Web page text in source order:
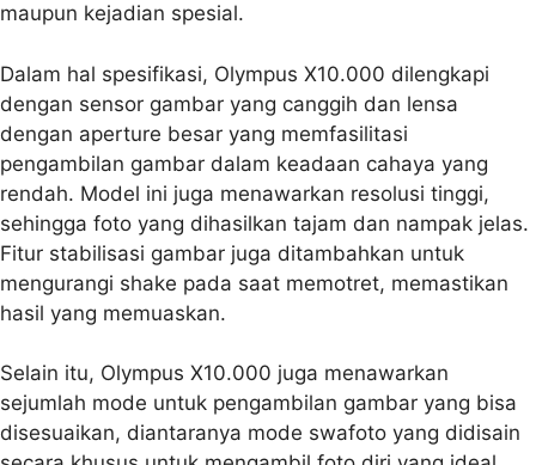
maupun kejadian spesial.
Dalam hal spesifikasi, Olympus X10.000 dilengkapi
dengan sensor gambar yang canggih dan lensa
dengan aperture besar yang memfasilitasi
pengambilan gambar dalam keadaan cahaya yang
rendah. Model ini juga menawarkan resolusi tinggi,
sehingga foto yang dihasilkan tajam dan nampak jelas.
Fitur stabilisasi gambar juga ditambahkan untuk
mengurangi shake pada saat memotret, memastikan
hasil yang memuaskan.
Selain itu, Olympus X10.000 juga menawarkan
sejumlah mode untuk pengambilan gambar yang bisa
disesuaikan, diantaranya mode swafoto yang didisain